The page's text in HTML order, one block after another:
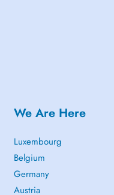
We Are Here
Luxembourg
Belgium
Germany
Austria